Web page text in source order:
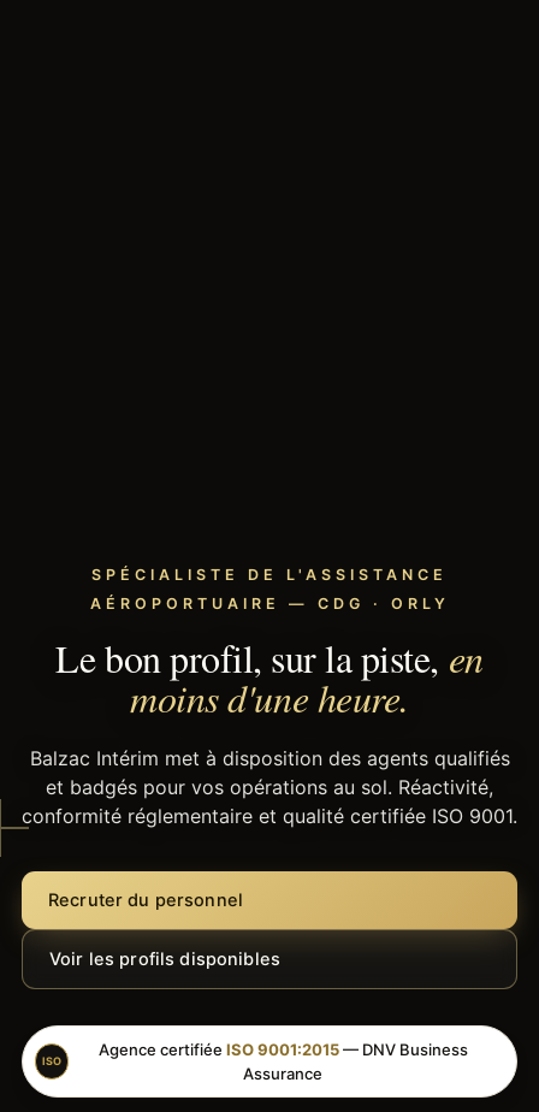
SPÉCIALISTE DE L'ASSISTANCE
AÉROPORTUAIRE — CDG · ORLY
Le bon profil, sur la piste, en
moins d'une heure.
Balzac Intérim met à disposition des agents qualifiés
et badgés pour vos opérations au sol. Réactivité,
conformité réglementaire et qualité certifiée ISO 9001.
Recruter du personnel
Voir les profils disponibles
ISO
Agence certifiée ISO 9001:2015— DNV Business
Assurance